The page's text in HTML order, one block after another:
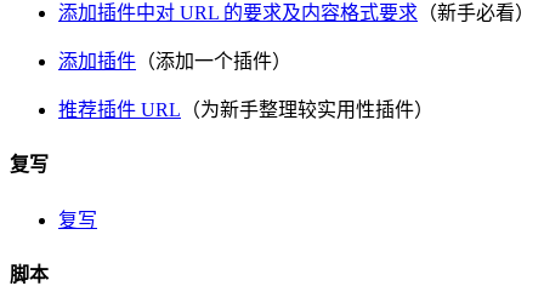
添加插件中对 URL 的要求及内容格式要求 （新手必看）
添加插件 （添加一个插件）
推荐插件 URL （为新手整理较实用性插件）
复写
复写
脚本